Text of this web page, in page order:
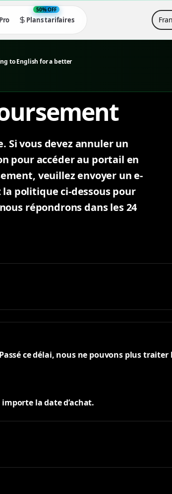
Plans tarifaires
50% OFF
to English for a better
Si vous devez annuler un
pour accéder au portail en
veuillez envoyer un e-
politique ci-dessous pour
répondrons dans les 24
ce délai, nous ne pouvons plus traiter
la date d’achat.